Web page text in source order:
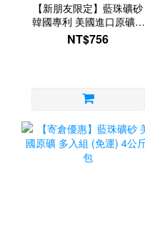
【新朋友限定】藍珠礦砂
韓國專利 美國進口原礦 2
入組 8公斤
NT$756